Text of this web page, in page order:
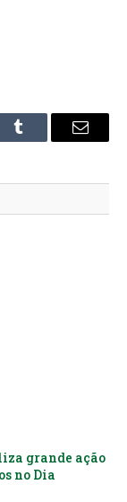
Tumblr
E-
grande ação
no Dia